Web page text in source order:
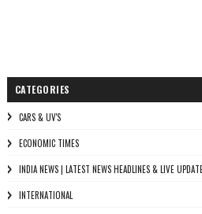
CATEGORIES
CARS & UV'S
ECONOMIC TIMES
INDIA NEWS | LATEST NEWS HEADLINES & LIVE
INTERNATIONAL